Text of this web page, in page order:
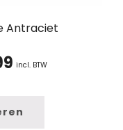
Antraciet
Prijsklasse:
€14,99
incl. BTW